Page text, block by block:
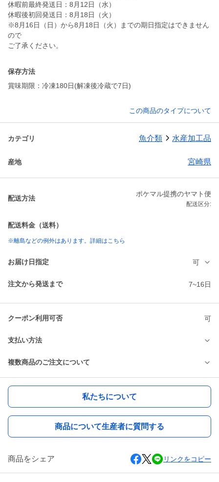
休暇前最終発送日：8月12日（水）
休暇後初回発送日：8月18日（火）
※8月16日（日）から8月18日（火）までの期日指定はできません
ので
ご了承ください。
保存方法
賞味期限：冷凍180日(解凍後冷蔵で7日)
この商品のタイプについて
カテゴリ 魚介類 水産加工品
産地 宮崎県
配送方法
ポケマル提携のヤマト便
配送区分:
配送料金（送料）
※離島などの例外はあります。詳細はこちら
お届け日指定 可
注文から発送まで 7~16日
クーポン利用可否 可
支払い方法
複数商品のご注文について
私たちについて
商品について生産者に質問する
商品をシェア リンクをコピー